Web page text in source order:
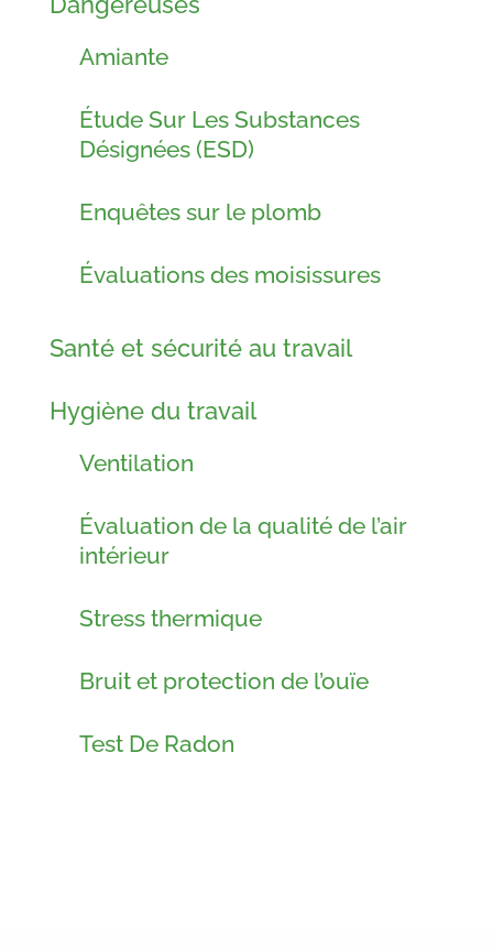
Amiante
Étude Sur Les Substances
Désignées (ESD)
Enquêtes sur le plomb
Évaluations des moisissures
Santé et sécurité au travail
Hygiène du travail
Ventilation
Évaluation de la qualité de l’air
intérieur
Stress thermique
Bruit et protection de l’ouïe
Test De Radon